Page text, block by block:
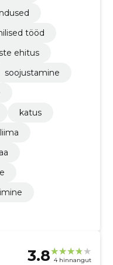
tööd
ehitus
soojustamine
katus
3.8 4 hinnangut